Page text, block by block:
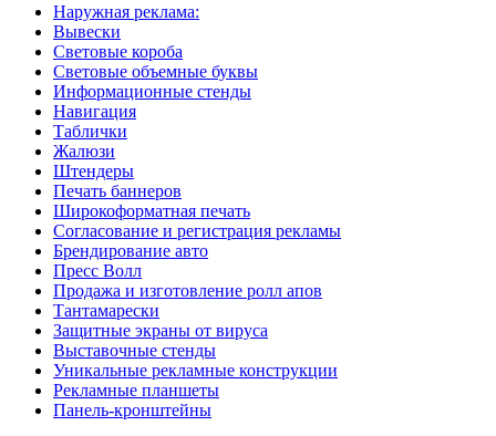
Наружная реклама:
Вывески
Световые короба
Световые объемные буквы
Информационные стенды
Навигация
Таблички
Жалюзи
Штендеры
Печать баннеров
Широкоформатная печать
Согласование и регистрация рекламы
Брендирование авто
Пресс Волл
Продажа и изготовление ролл апов
Тантамарески
Защитные экраны от вируса
Выставочные стенды
Уникальные рекламные конструкции
Рекламные планшеты
Панель-кронштейны